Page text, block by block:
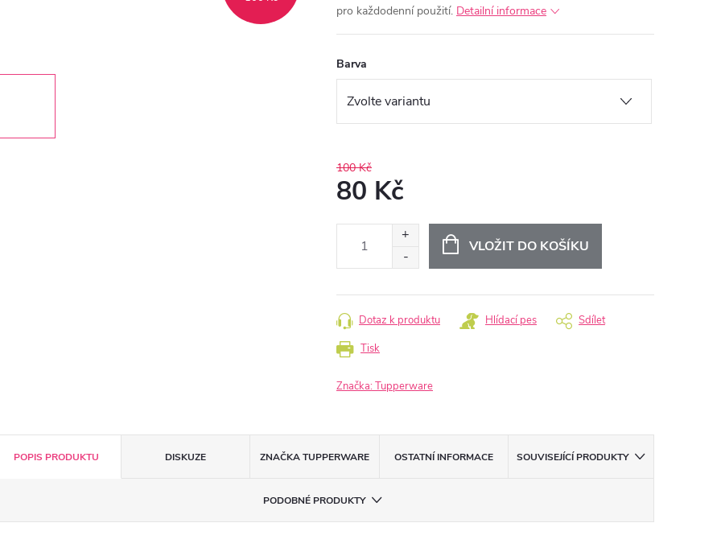
pro každodenní použití. Detailní informace
Barva
100 Kč
80 Kč
VLOŽIT DO KOŠÍKU
Tisk
Dotaz k produktu Hlídací pes Sdílet
Značka:Tupperware
POPIS PRODUKTU DISKUZE ZNAČKATUPPERWARE OSTATNÍ INFORMACE SOUVISEJÍCÍ PRODUKTY
PODOBNÉ PRODUKTY